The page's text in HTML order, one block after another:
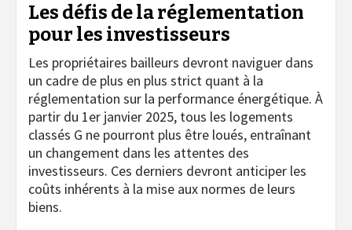
Les défis de la réglementation
pour les investisseurs
Les propriétaires bailleurs devront naviguer dans
un cadre de plus en plus strict quant à la
réglementation sur la performance énergétique. À
partir du 1er janvier 2025, tous les logements
classés G ne pourront plus être loués, entraînant
un changement dans les attentes des
investisseurs. Ces derniers devront anticiper les
coûts inhérents à la mise aux normes de leurs
biens.